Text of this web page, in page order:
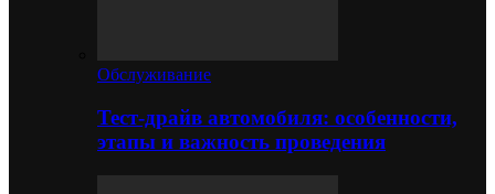
Обслуживание
Тест-драйв автомобиля: особенности,
этапы и важность проведения